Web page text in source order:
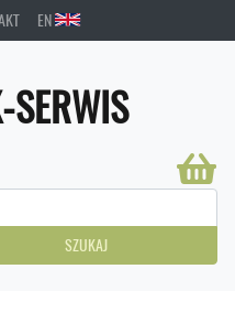
EN
SERWIS
SZUKAJ